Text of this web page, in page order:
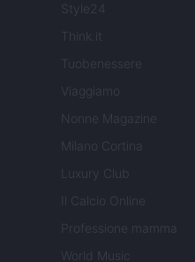
Style24
Think.it
Tuobenessere
Viaggiamo
Nonne Magazine
Milano Cortina
Luxury Club
Il Calcio Online
Professione mamma
World Music